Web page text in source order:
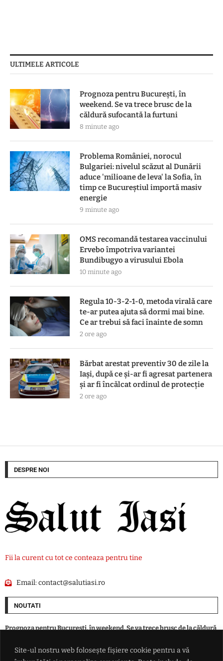
Site-ul nostru web folosește fișiere cookie pentru a vă
ULTIMELE ARTICOLE
Prognoza pentru București, în
weekend. Se va trece brusc de la
căldură sufocantă la furtuni
8 minute ago
Problema României, norocul
Bulgariei: nivelul scăzut al Dunării
aduce 'milioane de leva' la Sofia, în
timp ce Bucureștiul importă masiv
energie
9 minute ago
OMS recomandă testarea vaccinului
Ervebo împotriva variantei
Bundibugyo a virusului Ebola
10 minute ago
Regula 10-3-2-1-0, metoda virală care
te-ar putea ajuta să dormi mai bine.
Ce ar trebui să faci înainte de somn
2 ore ago
Bărbat arestat preventiv 30 de zile la
Iași, după ce și-ar fi agresat partenera
și ar fi încălcat ordinul de protecție
2 ore ago
DESPRE NOI
Fii la curent cu tot ce conteaza pentru tine
Email:contact@salutiasi.ro
NOUTATI
Prognoza pentru București, în weekend. Se va trece brusc de la căldură